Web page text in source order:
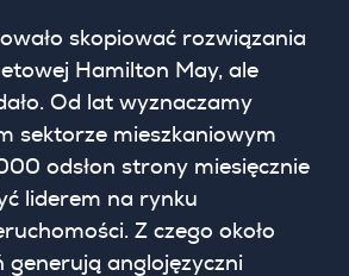
skopiować rozwiązania
Hamilton May, ale
Od lat wyznaczamy
sektorze mieszkaniowym
odsłon strony miesięcznie
liderem na rynku
Z czego około
generują anglojęzyczni